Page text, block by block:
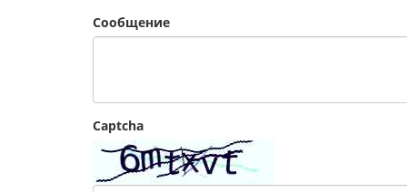
Сообщение
Captcha